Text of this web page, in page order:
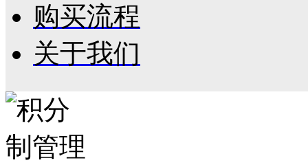
购买流程
关于我们